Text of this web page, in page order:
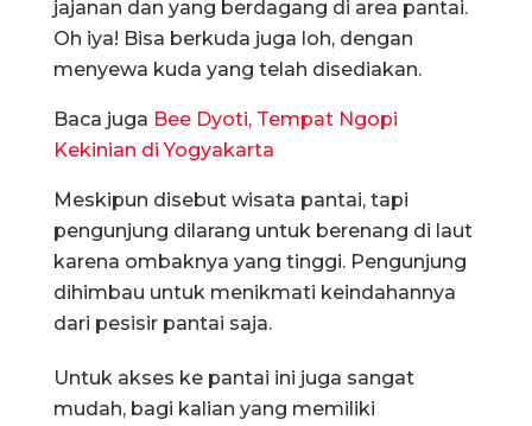
jajanan dan yang berdagang di area pantai.
Oh iya! Bisa berkuda juga loh, dengan
menyewa kuda yang telah disediakan.
Baca juga Bee Dyoti, Tempat Ngopi
Kekinian di Yogyakarta
Meskipun disebut wisata pantai, tapi
pengunjung dilarang untuk berenang di laut
karena ombaknya yang tinggi. Pengunjung
dihimbau untuk menikmati keindahannya
dari pesisir pantai saja.
Untuk akses ke pantai ini juga sangat
mudah, bagi kalian yang memiliki